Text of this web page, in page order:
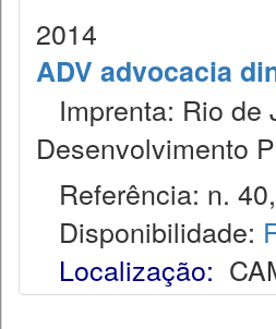
2014
ADV advocacia
Imprenta: Rio de
Desenvolvimento
Referência: n.
Disponibilidade:
Localização: